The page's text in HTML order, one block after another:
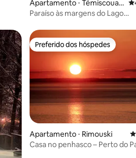
Apartamento ⋅ Témiscouat
a-sur-le-Lac
Paraíso às margens do Lago
Preferido dos hóspedes
Preferido dos hóspedes
Apartamento ⋅ Rimouski
Casa no penhasco – Perto do